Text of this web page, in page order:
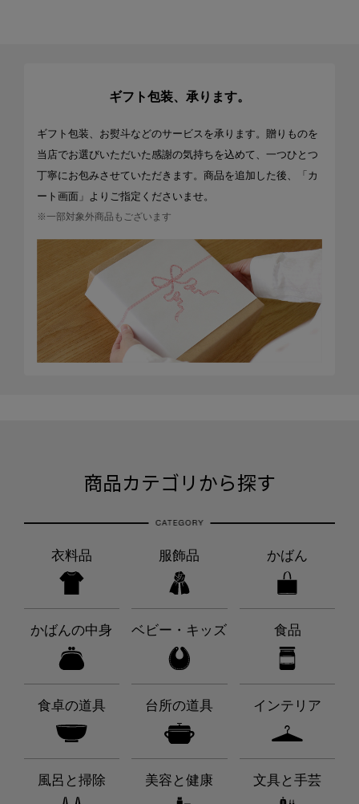
ギフト包装、承ります。
ギフト包装、お熨斗などのサービスを承ります。贈りものを
当店でお選びいただいた感謝の気持ちを込めて、一つひとつ
丁寧にお包みさせていただきます。商品を追加した後、「カ
ート画面」よりご指定くださいませ。
※一部対象外商品もございます
商品カテゴリから探す
衣料品 服飾品 かばん
かばんの中身 ベビー・キッズ 食品
食卓の道具 台所の道具 インテリア
風呂と掃除 美容と健康 文具と手芸